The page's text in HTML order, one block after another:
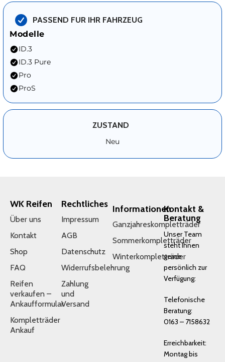
PASSEND FUR IHR FAHRZEUG
Modelle
ID.3
ID.3 Pure
Pro
ProS
ZUSTAND
Neu
WK Reifen
Über uns
Kontakt
Shop
FAQ
Reifen
verkaufen –
Ankaufformular
Kompletträder
Ankauf
Rechtliches
Impressum
AGB
Datenschutz
Widerrufsbelehrung
Zahlung
und
Versand
Informationen
Ganzjahreskompletträder
Sommerkompletträder
Winterkompletträder
Kontakt &
Beratung
Unser Team
steht Ihnen
gerne
persönlich zur
Verfügung:
Telefonische
Beratung:
0163 – 7158632
Erreichbarkeit:
Montag bis